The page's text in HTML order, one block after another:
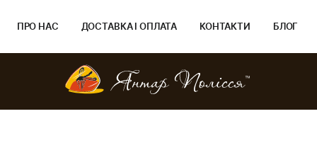
ПРО НАС ДОСТАВКА І ОПЛАТА КОНТАКТИ БЛОГ